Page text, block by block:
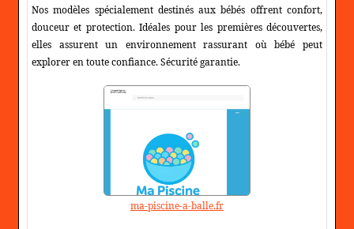
Nos modèles spécialement destinés aux bébés offrent confort,
douceur et protection. Idéales pour les premières découvertes,
elles assurent un environnement rassurant où bébé peut
explorer en toute confiance. Sécurité garantie.
ma-piscine-a-balle.fr